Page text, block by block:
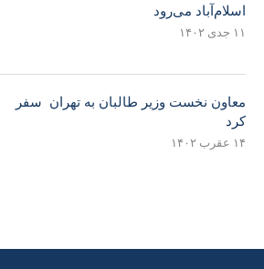
اسلام‌آباد می‌رود
۱۱ جدی ۱۴۰۲
معاون نخست وزیر طالبان به تهران سفر
کرد
۱۴ عقرب ۱۴۰۲